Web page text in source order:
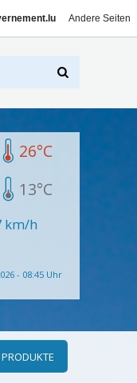
Andere Seiten
26°C
13°C
km/h
- 08:45 Uhr